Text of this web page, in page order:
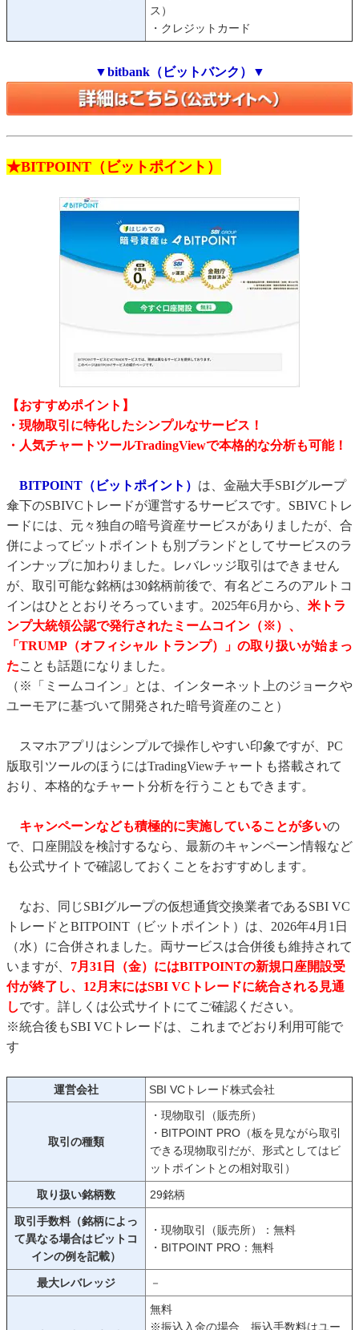
ス）
・クレジットカード
▼bitbank（ビットバンク）▼
★BITPOINT（ビットポイント）
【おすすめポイント】
・現物取引に特化したシンプルなサービス！
・人気チャートツールTradingViewで本格的な分析も可能！
BITPOINT（ビットポイント） は、金融大手SBIグループ
傘下のSBIVCトレードが運営するサービスです。SBIVCトレ
ードには、元々独自の暗号資産サービスがありましたが、合
併によってビットポイントも別ブランドとしてサービスのラ
インナップに加わりました。レバレッジ取引はできません
が、取引可能な銘柄は30銘柄前後で、有名どころのアルトコ
インはひととおりそろっています。2025年6月から、 米トラ
ンプ大統領公認で発行されたミームコイン（※）、
「TRUMP（オフィシャル トランプ）」の取り扱いが始まっ
たことも話題になりました。
（※「ミームコイン」とは、インターネット上のジョークや
ユーモアに基づいて開発された暗号資産のこと）
スマホアプリはシンプルで操作しやすい印象ですが、PC
版取引ツールのほうにはTradingViewチャートも搭載されて
おり、本格的なチャート分析を行うこともできます。
キャンペーンなども積極的に実施していることが多いの
で、口座開設を検討するなら、最新のキャンペーン情報など
も公式サイトで確認しておくことをおすすめします。
なお、同じSBIグループの仮想通貨交換業者であるSBI VC
トレードとBITPOINT（ビットポイント）は、2026年4月1日
（水）に合併されました。両サービスは合併後も維持されて
いますが、 7月31日（金）にはBITPOINTの新規口座開設受
付が終了し、12月末にはSBI VCトレードに統合される見通
しです。詳しくは公式サイトにてご確認ください。
※統合後もSBI VCトレードは、これまでどおり利用可能で
す
運営会社 SBI VCトレード株式会社
取引の種類
・現物取引（販売所）
・BITPOINT PRO（板を見ながら取引
できる現物取引だが、形式としてはビ
ットポイントとの相対取引）
取り扱い銘柄数 29銘柄
取引手数料（銘柄によっ
て異なる場合はビットコ
インの例を記載）
・現物取引（販売所）：無料
・BITPOINT PRO：無料
最大レバレッジ －
無料
※振込入金の場合、振込手数料はユー